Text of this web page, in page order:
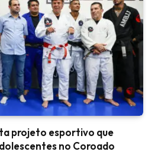
projeto esportivo que
no Coroado